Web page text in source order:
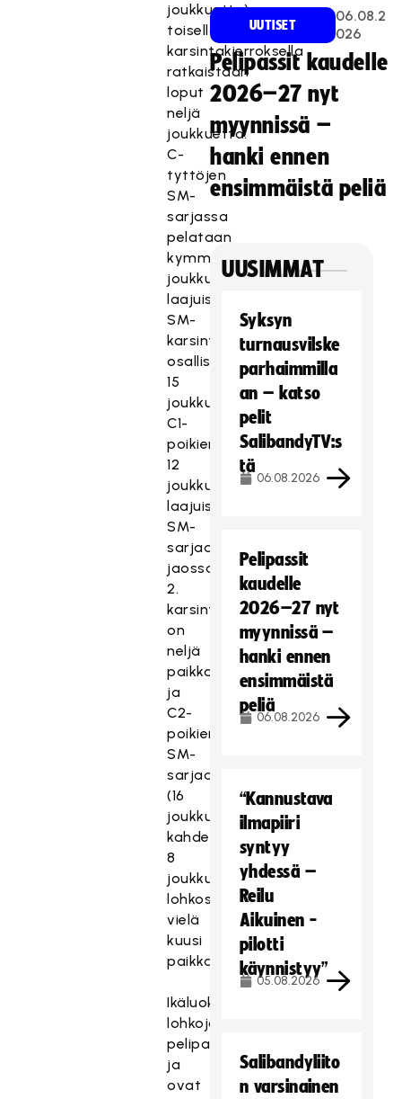
joukkuetta)
toisella
karsintakierroksella
ratkaistaan
loput
neljä
joukkuetta.
C-
tyttöjen
SM-
sarjassa
pelataan
kymmenen
joukkueen
laajuisena.
SM-
karsintoihin
osallistuu
15
joukkuetta.
C1-
poikien
12
joukkueen
laajuiseen
SM-
sarjaan
jaossa
2.
karsintakierroksella
on
neljä
paikkaa
ja
C2-
poikien
SM-
sarjaan
(16
joukkuetta
kahdessa
8
joukkueen
lohkossa)
vielä
kuusi
paikkaa.
Ikäluokkien
lohkojaot,
pelipaikat
ja
ovat
UUTISET
06.08.2
026
Pelipassit kaudelle
2026–27 nyt
myynnissä –
hanki ennen
ensimmäistä peliä
UUSIMMAT
Syksyn
turnausvilske
parhaimmilla
an – katso
pelit
SalibandyTV:s
tä
06.08.2026
Pelipassit
kaudelle
2026–27 nyt
myynnissä –
hanki ennen
ensimmäistä
peliä
06.08.2026
“Kannustava
ilmapiiri
syntyy
yhdessä –
Reilu
Aikuinen -
pilotti
käynnistyy”
05.08.2026
Salibandyliito
n varsinainen